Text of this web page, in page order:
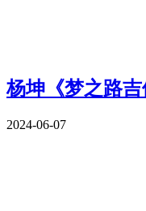
杨坤《梦之路
2024-06-07